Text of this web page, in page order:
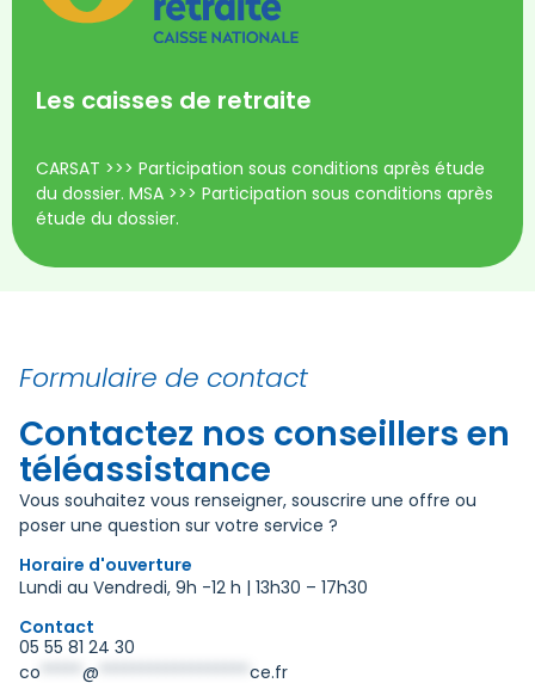
Les caisses de retraite
CARSAT >>> Participation sous conditions après étude
du dossier. MSA >>> Participation sous conditions après
étude du dossier.
Formulaire de contact
Contactez nos conseillers en
téléassistance
Vous souhaitez vous renseigner, souscrire une offre ou
poser une question sur votre service ?
Horaire d'ouverture
Lundi au Vendredi, 9h -12 h | 13h30 – 17h30
Contact
05 55 81 24 30
co ***** @ ****************** ce.fr